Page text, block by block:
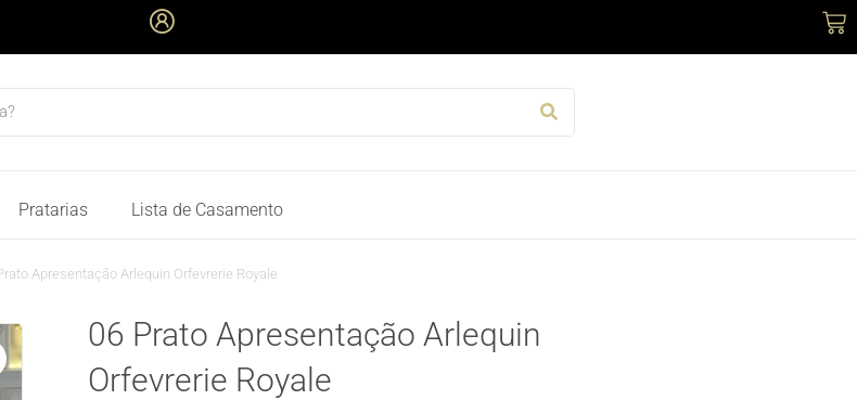
Pratarias Lista de Casamento
Apresentação Arlequin Orfevrerie Royale
06 Prato Apresentação Arlequin
Orfevrerie Royale